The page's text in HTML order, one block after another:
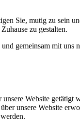
Sie, mutig zu sein
zu gestalten.
gemeinsam mit uns
Website getätigt
unsere Website